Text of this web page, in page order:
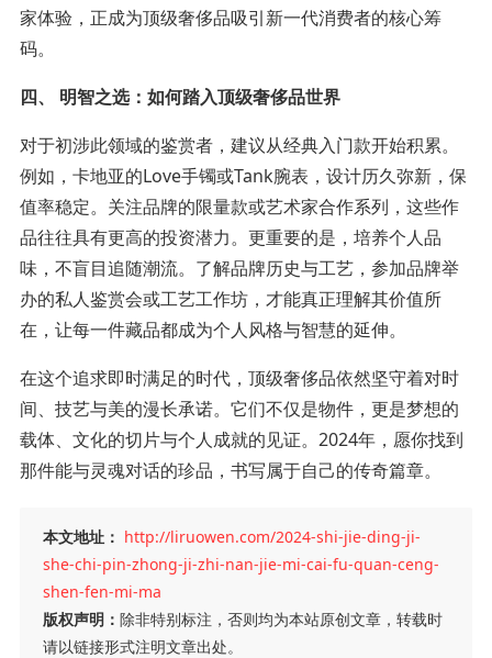
家体验，正成为顶级奢侈品吸引新一代消费者的核心筹
码。
四、 明智之选：如何踏入顶级奢侈品世界
对于初涉此领域的鉴赏者，建议从经典入门款开始积累。
例如，卡地亚的Love手镯或Tank腕表，设计历久弥新，保
值率稳定。关注品牌的限量款或艺术家合作系列，这些作
品往往具有更高的投资潜力。更重要的是，培养个人品
味，不盲目追随潮流。了解品牌历史与工艺，参加品牌举
办的私人鉴赏会或工艺工作坊，才能真正理解其价值所
在，让每一件藏品都成为个人风格与智慧的延伸。
在这个追求即时满足的时代，顶级奢侈品依然坚守着对时
间、技艺与美的漫长承诺。它们不仅是物件，更是梦想的
载体、文化的切片与个人成就的见证。2024年，愿你找到
那件能与灵魂对话的珍品，书写属于自己的传奇篇章。
本文地址： http://liruowen.com/2024-shi-jie-ding-ji-
she-chi-pin-zhong-ji-zhi-nan-jie-mi-cai-fu-quan-ceng-
shen-fen-mi-ma
版权声明： 除非特别标注，否则均为本站原创文章，转载时
请以链接形式注明文章出处。